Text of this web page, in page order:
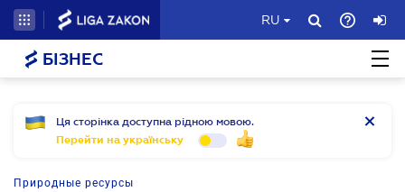
RU
БІЗНЕС
Ця сторінка доступна рідною мовою.
Перейти на українську
Природные ресурсы